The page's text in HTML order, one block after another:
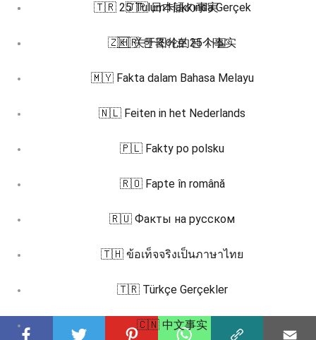
🇹🇷 25 Tulum Hakkında Gerçek
🇿🇭 关于图伦的25个事实
🇯🇵 日本語の事実
🇰🇷 한국어로 된 사실
🇲🇾 Fakta dalam Bahasa Melayu
🇳🇱 Feiten in het Nederlands
🇵🇱 Fakty po polsku
🇷🇴 Fapte în română
🇷🇺 Факты на русском
🇹🇭 ข้อเท็จจริงเป็นภาษาไทย
🇹🇷 Türkçe Gerçekler
🇨🇳 中文事实